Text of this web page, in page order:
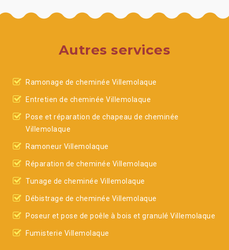
Autres services
Ramonage de cheminée Villemolaque
Entretien de cheminée Villemolaque
Pose et réparation de chapeau de cheminée
Villemolaque
Ramoneur Villemolaque
Réparation de cheminée Villemolaque
Tunage de cheminée Villemolaque
Débistrage de cheminée Villemolaque
Poseur et pose de poêle à bois et granulé Villemolaque
Fumisterie Villemolaque